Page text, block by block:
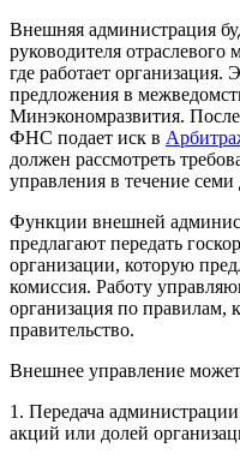
Внешняя администрация
руководителя отраслевого
где работает
предложения в
Минэкономразвития. После
ФНС подает иск в
должен рассмотреть
управления в течение семи
Функции внешней
предлагают передать
организации, которую
комиссия. Работу
организация по правилам,
правительство.
Внешнее управление
1. Передача
акций или долей